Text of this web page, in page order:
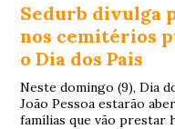
Sedurb divulga
nos cemitérios
o Dia dos Pais
Neste domingo (9), Dia
João Pessoa estarão
famílias que vão prestar